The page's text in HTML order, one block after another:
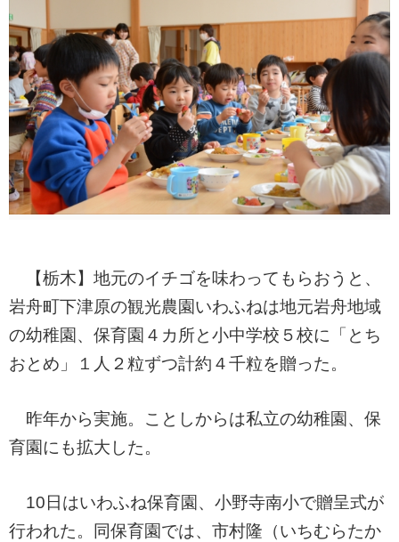
【栃木】地元のイチゴを味わってもらおうと、
岩舟町下津原の観光農園いわふねは地元岩舟地域
の幼稚園、保育園４カ所と小中学校５校に「とち
おとめ」１人２粒ずつ計約４千粒を贈った。
昨年から実施。ことしからは私立の幼稚園、保
育園にも拡大した。
10日はいわふね保育園、小野寺南小で贈呈式が
行われた。同保育園では、市村隆（いちむらたか